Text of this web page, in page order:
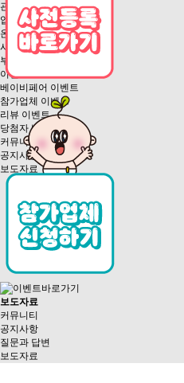
관람안내
입장안내
온라인 사전등록
사전등록확인
부스배치도 및 참가업체
이벤트
베이비페어 이벤트
참가업체 이벤트
리뷰 이벤트
당첨자 발표
커뮤니티
공지사항
보도자료
보도자료
커뮤니티
공지사항
질문과 답변
보도자료